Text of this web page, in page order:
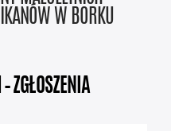
W BORKU
ZGŁOSZENIA